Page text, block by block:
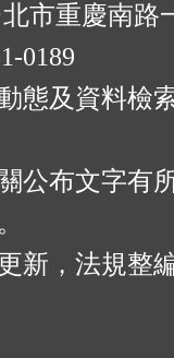
市重慶南路
0189
態及資料檢
公布文字有
新，法規整